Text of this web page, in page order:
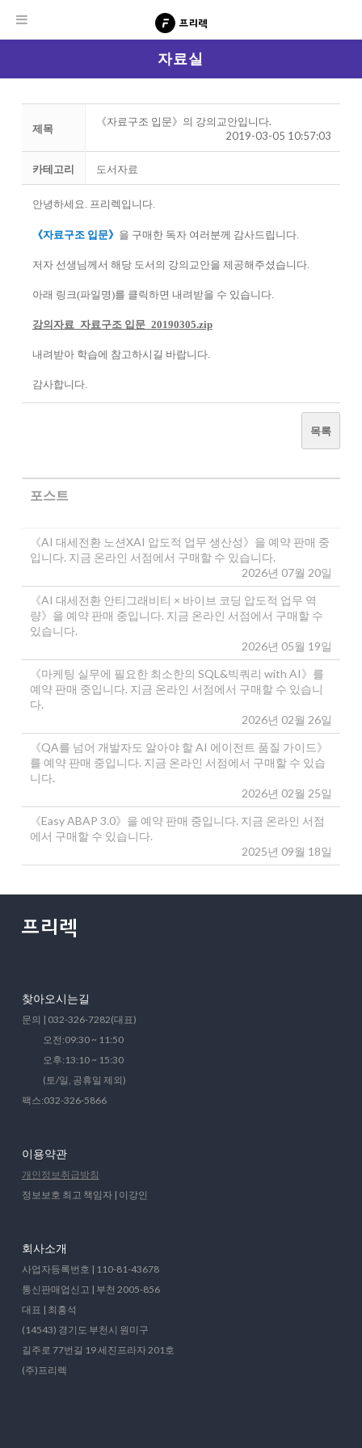
자료실
제목
《자료구조 입문》의 강의교안입니다.
2019-03-05 10:57:03
카테고리 도서자료
안녕하세요. 프리렉입니다.
《자료구조 입문》 을 구매한 독자 여러분께 감사드립니다.
저자 선생님께서 해당 도서의 강의교안을 제공해주셨습니다.
아래 링크(파일명)를 클릭하면 내려받을 수 있습니다.
강의자료_자료구조 입문_20190305.zip
내려받아 학습에 참고하시길 바랍니다.
감사합니다.
목록
포스트
《AI 대세전환 노션XAI 압도적 업무 생산성》을 예약 판매 중
입니다. 지금 온라인 서점에서 구매할 수 있습니다.
2026년 07월 20일
《AI 대세전환 안티그래비티 × 바이브 코딩 압도적 업무 역
량》을 예약 판매 중입니다. 지금 온라인 서점에서 구매할 수
있습니다.
2026년 05월 19일
《마케팅 실무에 필요한 최소한의 SQL&빅쿼리 with AI》를
예약 판매 중입니다. 지금 온라인 서점에서 구매할 수 있습니
다.
2026년 02월 26일
《QA를 넘어 개발자도 알아야 할 AI 에이전트 품질 가이드》
를 예약 판매 중입니다. 지금 온라인 서점에서 구매할 수 있습
니다.
2026년 02월 25일
《Easy ABAP 3.0》을 예약 판매 중입니다. 지금 온라인 서점
에서 구매할 수 있습니다.
2025년 09월 18일
찾아오시는길
문의 | 032-326-7282(대표)
오전:09:30 ~ 11:50
오후:13:10 ~ 15:30
(토/일, 공휴일 제외)
팩스:032-326-5866
이용약관
개인정보취급방침
정보보호 최고 책임자 | 이강인
회사소개
사업자등록번호 | 110-81-43678
통신판매업신고 | 부천 2005-856
대표 | 최홍석
(14543) 경기도 부천시 원미구
길주로 77번길 19 세진프라자 201호
(주)프리렉